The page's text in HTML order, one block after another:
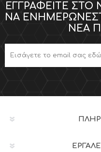
ΕΓΓΡΑΦΕΊΤΕ ΣΤΟ
ΝΑ
ΝΈΑ